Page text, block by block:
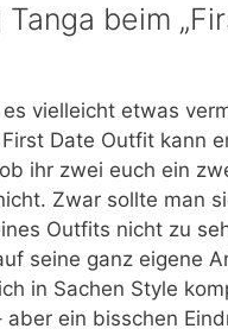
Tanga beim
vielleicht etwas
Date Outfit kann
ihr zwei euch ein
Zwar sollte man
Outfits nicht zu
seine ganz eigene
in Sachen Style
aber ein bisschen